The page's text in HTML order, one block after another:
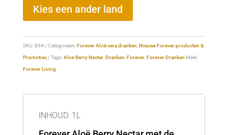
Kies een ander land
SKU:834 Categorieën:Forever Aloë vera dranken Nieuwe Forever producten &
Promoties Tags:Aloe Berry Nectar, Dranken Forever, Forever Dranken Merk:
Forever Living
INHOUD: 1L